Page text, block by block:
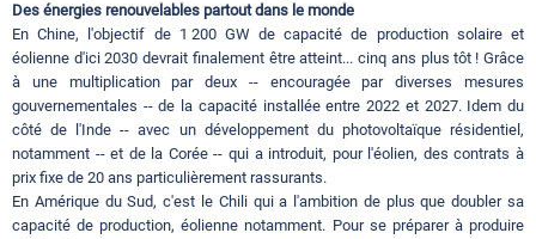
Des énergies renouvelables partout dans le monde
En Chine, l'objectif de 1 200 GW de capacité de production solaire et
éolienne d'ici 2030 devrait finalement être atteint... cinq ans plus tôt ! Grâce
à une multiplication par deux -- encouragée par diverses mesures
gouvernementales -- de la capacité installée entre 2022 et 2027. Idem du
côté de l'Inde -- avec un développement du photovoltaïque résidentiel,
notamment -- et de la Corée -- qui a introduit, pour l'éolien, des contrats à
prix fixe de 20 ans particulièrement rassurants.
En Amérique du Sud, c'est le Chili qui a l'ambition de plus que doubler sa
capacité de production, éolienne notamment. Pour se préparer à produire